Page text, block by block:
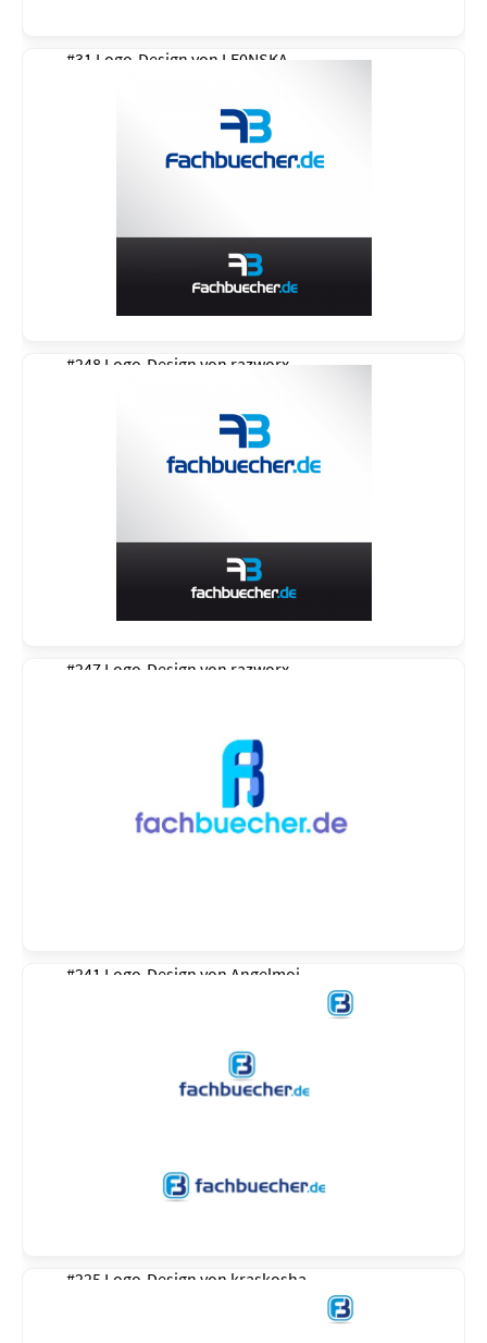
#31 Logo-Design von LE0NSKA
#248 Logo-Design von razworx
#247 Logo-Design von razworx
#241 Logo-Design von Angelmoj
#225 Logo-Design von kraskosha